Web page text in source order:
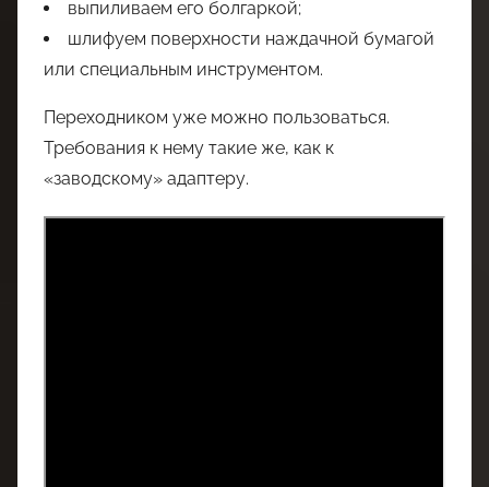
выпиливаем его болгаркой;
шлифуем поверхности наждачной бумагой
или специальным инструментом.
Переходником уже можно пользоваться.
Требования к нему такие же, как к
«заводскому» адаптеру.